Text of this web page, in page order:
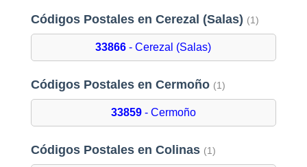
Códigos Postales en Cerezal (Salas) (1)
33866 - Cerezal (Salas)
Códigos Postales en Cermoño (1)
33859- Cermoño
Códigos Postales en Colinas (1)